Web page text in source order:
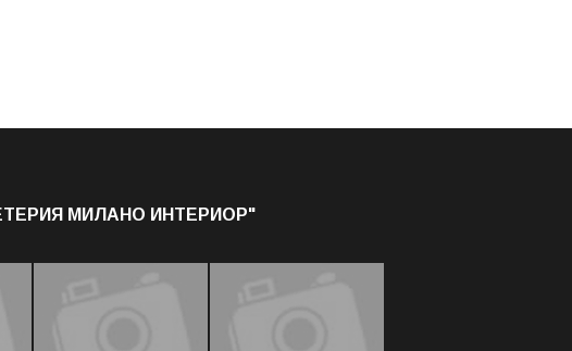
МИЛАНО ИНТЕРИОР"